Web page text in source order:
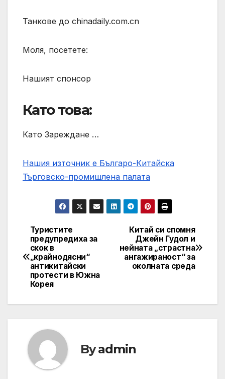
Танкове до chinadaily.com.cn
Моля, посетете:
Нашият спонсор
Като това:
Като Зареждане …
Нашия източник е Българо-Китайска
Търговско-промишлена палaта
Post
navigation
Китай си спомня
Джейн Гудол и
нейната „страстна
ангажираност“ за
околната среда
Туристите
предупредиха за
скок в
„крайнодясни“
антикитайски
протести в Южна
Корея
Byadmin